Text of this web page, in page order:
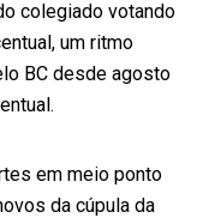
colegiado votando
um ritmo
BC desde agosto
em meio ponto
da cúpula da